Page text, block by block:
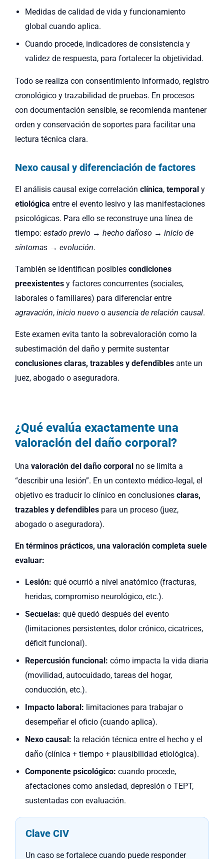
Medidas de calidad de vida y funcionamiento
global cuando aplica.
Cuando procede, indicadores de consistencia y
validez de respuesta, para fortalecer la objetividad.
Todo se realiza con consentimiento informado, registro
cronológico y trazabilidad de pruebas. En procesos
con documentación sensible, se recomienda mantener
orden y conservación de soportes para facilitar una
lectura técnica clara.
Nexo causal y diferenciación de factores
El análisis causal exige correlación clínica, temporal y
etiológica entre el evento lesivo y las manifestaciones
psicológicas. Para ello se reconstruye una línea de
tiempo: estado previo → hecho dañoso → inicio de
síntomas → evolución.
También se identifican posibles condiciones
preexistentes y factores concurrentes (sociales,
laborales o familiares) para diferenciar entre
agravación, inicio nuevo o ausencia de relación causal.
Este examen evita tanto la sobrevaloración como la
subestimación del daño y permite sustentar
conclusiones claras, trazables y defendibles ante un
juez, abogado o aseguradora.
¿Qué evalúa exactamente una
valoración del daño corporal?
Una valoración del daño corporal no se limita a
“describir una lesión”. En un contexto médico‑legal, el
objetivo es traducir lo clínico en conclusiones claras,
trazables y defendibles para un proceso (juez,
abogado o aseguradora).
En términos prácticos, una valoración completa suele
evaluar:
Lesión: qué ocurrió a nivel anatómico (fracturas,
heridas, compromiso neurológico, etc.).
Secuelas: qué quedó después del evento
(limitaciones persistentes, dolor crónico, cicatrices,
déficit funcional).
Repercusión funcional: cómo impacta la vida diaria
(movilidad, autocuidado, tareas del hogar,
conducción, etc.).
Impacto laboral: limitaciones para trabajar o
desempeñar el oficio (cuando aplica).
Nexo causal: la relación técnica entre el hecho y el
daño (clínica + tiempo + plausibilidad etiológica).
Componente psicológico: cuando procede,
afectaciones como ansiedad, depresión o TEPT,
sustentadas con evaluación.
Clave CIV
Un caso se fortalece cuando puede responder